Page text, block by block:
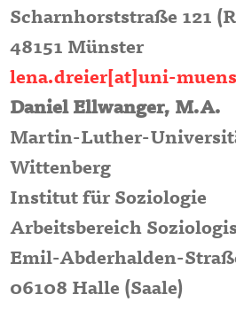
Scharnhorststraße 121
48151 Münster
lena.dreier[at]uni-
Daniel Ellwanger, M.A.
Martin-Luther-
Wittenberg
Institut für Soziologie
Arbeitsbereich
Emil-Abderhalden-
06108 Halle (Saale)